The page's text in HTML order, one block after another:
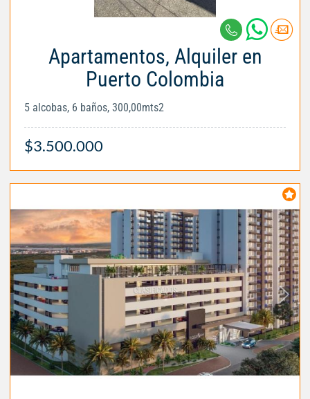
Apartamentos, Alquiler en
Puerto Colombia
5 alcobas, 6 baños, 300,00mts2
$3.500.000